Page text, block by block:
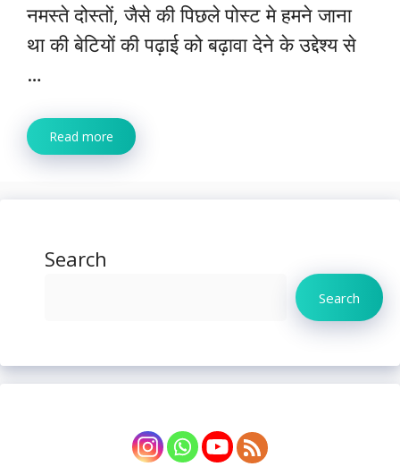
नमस्ते दोस्तों, जैसे की पिछले पोस्ट मे हमने जाना
था की बेटियों की पढ़ाई को बढ़ावा देने के उद्देश्य से
…
Read more
Search
Search